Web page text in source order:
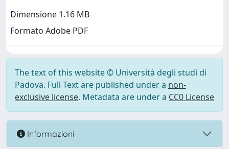
Dimensione 1.16 MB
Formato Adobe PDF
The text of this website © Università degli studi di
Padova. Full Text are published under a non-
exclusive license. Metadata are under a CC0 License
Informazioni